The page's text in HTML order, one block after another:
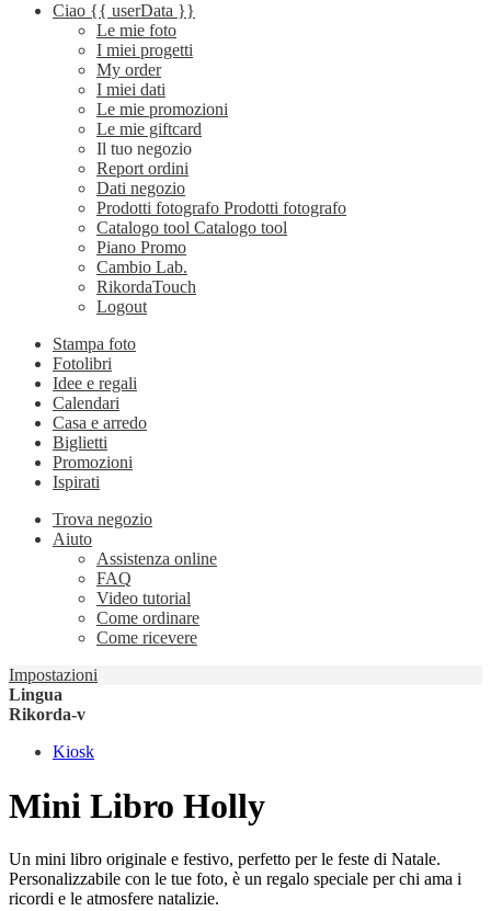
Ciao {{ userData }}
Le mie foto
I miei progetti
My order
I miei dati
Le mie promozioni
Le mie giftcard
Il tuo negozio
Report ordini
Dati negozio
Prodotti fotografo Prodotti fotografo
Catalogo tool Catalogo tool
Piano Promo
Cambio Lab.
RikordaTouch
Logout
Stampa foto
Fotolibri
Idee e regali
Calendari
Casa e arredo
Biglietti
Promozioni
Ispirati
Trova negozio
Aiuto
Assistenza online
FAQ
Video tutorial
Come ordinare
Come ricevere
Impostazioni
Lingua
Rikorda-v
Kiosk
Mini Libro Holly
Un mini libro originale e festivo, perfetto per le feste di Natale.
Personalizzabile con le tue foto, è un regalo speciale per chi ama i
ricordi e le atmosfere natalizie.